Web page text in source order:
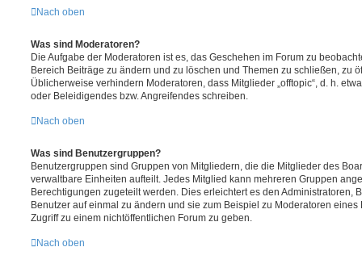
Nach oben
Was sind Moderatoren?
Die Aufgabe der Moderatoren ist es, das Geschehen im Forum zu
Bereich Beiträge zu ändern und zu löschen und Themen zu schließen, zu
Üblicherweise verhindern Moderatoren, dass Mitglieder „offtopic“, d. h.
oder Beleidigendes bzw. Angreifendes schreiben.
Nach oben
Was sind Benutzergruppen?
Benutzergruppen sind Gruppen von Mitgliedern, die die Mitglieder des
verwaltbare Einheiten aufteilt. Jedes Mitglied kann mehreren Gruppen
Berechtigungen zugeteilt werden. Dies erleichtert es den Administratoren,
Benutzer auf einmal zu ändern und sie zum Beispiel zu Moderatoren
Zugriff zu einem nichtöffentlichen Forum zu geben.
Nach oben